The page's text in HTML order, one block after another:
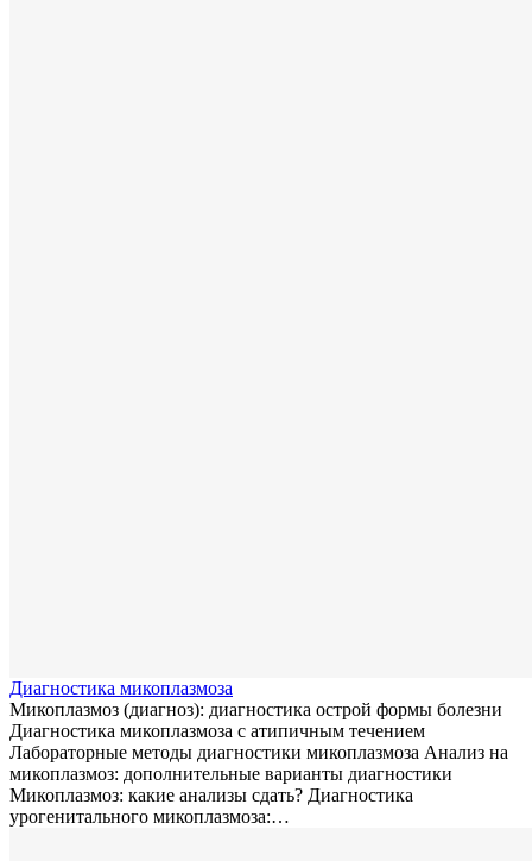
Диагностика микоплазмоза
Микоплазмоз (диагноз): диагностика острой формы болезни
Диагностика микоплазмоза с атипичным течением
Лабораторные методы диагностики микоплазмоза Анализ на
микоплазмоз: дополнительные варианты диагностики
Микоплазмоз: какие анализы сдать? Диагностика
урогенитального микоплазмоза:…